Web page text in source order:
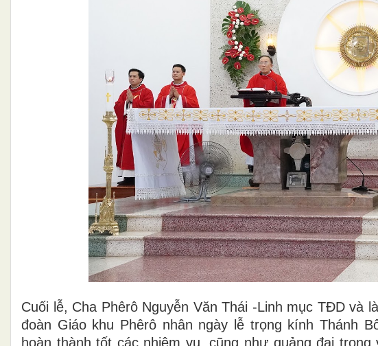
Cuối lễ, Cha Phêrô Nguyễn Văn Thái -Linh mục TĐD và
đoàn Giáo khu Phêrô nhân ngày lễ trọng kính Thánh
hoàn thành tốt các nhiệm vụ, cũng như quảng đại